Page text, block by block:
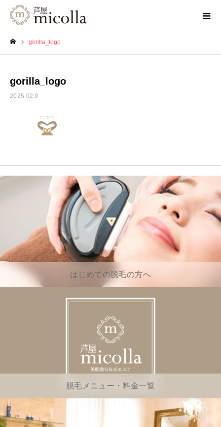
gorilla_logo
gorilla_logo
2025.02.9
はじめての脱毛の方へ
脱毛メニュー・料金一覧